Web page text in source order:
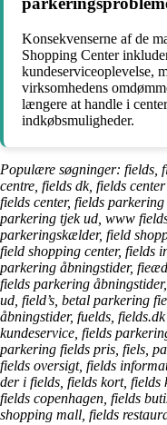
Konsekvenserne af de
Shopping Center
kundeserviceoplevelse,
virksomhedens
længere at handle i
indkøbsmuligheder.
Populære søgninger: fields,
centre, fields dk, fields
fields center, fields
parkering tjek ud, www
parkeringskælder, field
field shopping center, fields
parkering åbningstider,
fields parkering
ud, field’s, betal parkering
åbningstider, fuelds,
kundeservice, fields
parkering fields pris, fiels,
fields oversigt, fields
der i fields, fields kort, fields
fields copenhagen, fields
shopping mall, fields